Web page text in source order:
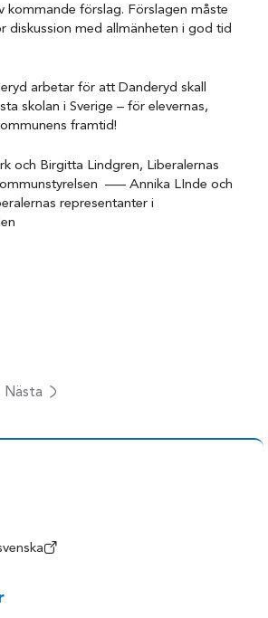
kommande förslag. Förslagen måste
diskussion med allmänheten i god tid
arbetar för att Danderyd skall
skolan i Sverige – för elevernas,
framtid!
och Birgitta Lindgren, Liberalernas
—– Annika LInde och
representanter i
Nästa